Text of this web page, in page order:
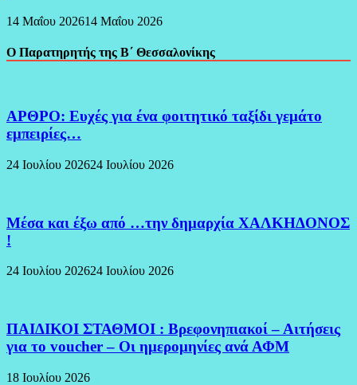
14 Μαΐου 202614 Μαΐου 2026
Ο Παρατηρητής της Β΄ Θεσσαλονίκης
ΑΡΘΡΟ: Ευχές για ένα φοιτητικό ταξίδι γεμάτο
εμπειρίες…
24 Ιουλίου 202624 Ιουλίου 2026
Μέσα και έξω από …την δημαρχία ΧΑΛΚΗΔΟΝΟΣ
!
24 Ιουλίου 202624 Ιουλίου 2026
ΠΑΙΔΙΚΟΙ ΣΤΑΘΜΟΙ : Βρεφονηπιακοί – Αιτήσεις
για το voucher – Οι ημερομηνίες ανά ΑΦΜ
18 Ιουλίου 2026